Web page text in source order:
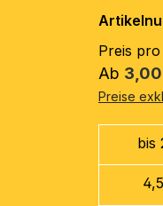
Preis
Ab
Preise
bis